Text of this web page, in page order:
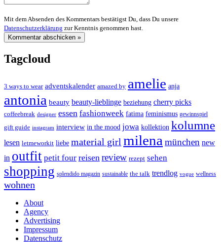
Mit dem Absenden des Kommentars bestätigst Du, dass Du unsere
Datenschutzerklärung zur Kenntnis genommen hast.
Tagcloud
3 ways to wear adventskalender amazed by amelie anja
antonia beauty beauty-lieblinge beziehung cherry picks
coffeebreak designer essen fashionweek fatima feminismus gewinnspiel
gift guide instagram interview in the mood jowa kollektion kolumne
lesen letmeworkit liebe material girl milena münchen new
in outfit petit four reisen review rezept sehen
shopping splendido magazin sustainable the talk trendlog vogue wellness
wohnen
About
Agency
Advertising
Impressum
Datenschutz